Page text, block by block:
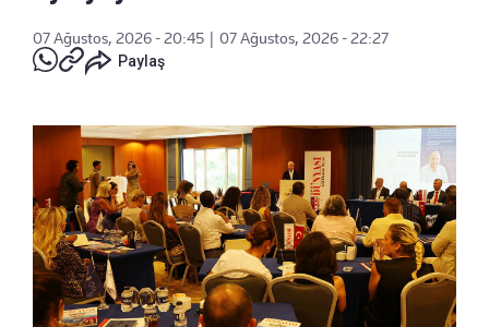
07 Ağustos, 2026 - 20:45
07 Ağustos, 2026 - 22:27
Paylaş